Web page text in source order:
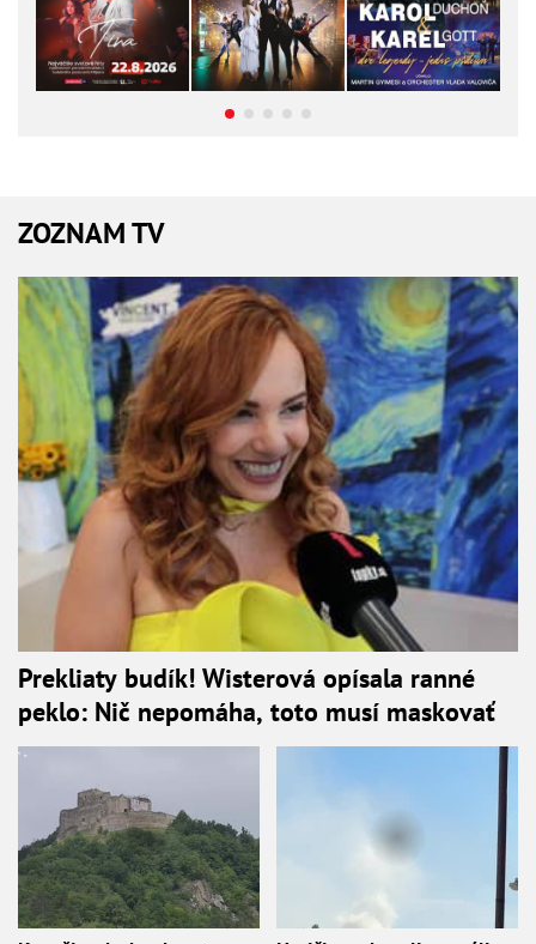
ZOZNAM TV
Prekliaty budík! Wisterová opísala ranné
peklo: Nič nepomáha, toto musí maskovať